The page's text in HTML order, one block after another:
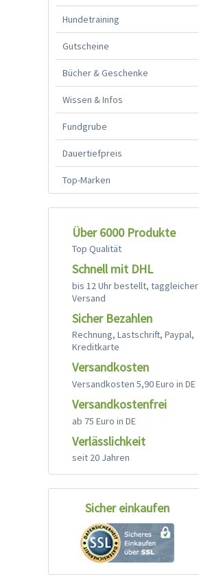
Hundetraining
Gutscheine
Bücher & Geschenke
Wissen & Infos
Fundgrube
Dauertiefpreis
Top-Marken
Über 6000 Produkte
Top Qualität
Schnell mit DHL
bis 12 Uhr bestellt, taggleicher
Versand
Sicher Bezahlen
Rechnung, Lastschrift, Paypal,
Kreditkarte
Versandkosten
Versandkosten 5,90 Euro in DE
Versandkostenfrei
ab 75 Euro in DE
Verlässlichkeit
seit 20 Jahren
Sicher einkaufen